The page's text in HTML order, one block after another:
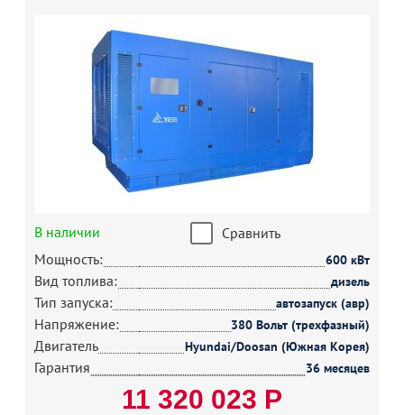
В наличии
Сравнить
Мощность:
600 кВт
Вид топлива: дизель
Тип запуска: автозапуск (авр)
Напряжение: 380 Вольт (трехфазный)
Двигатель Hyundai/Doosan (Южная Корея)
Гарантия 36 месяцев
11 320 023 Р